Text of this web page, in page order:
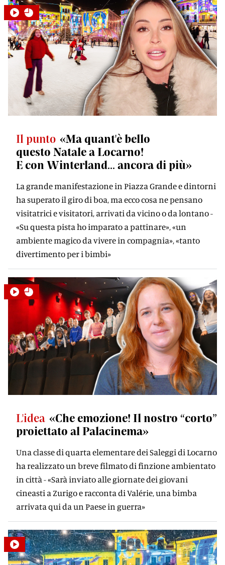
Il punto «Ma quant'è bello
questo Natale a Locarno!
E con Winterland... ancora di più»
La grande manifestazione in Piazza Grande e dintorni
ha superato il giro di boa, ma ecco cosa ne pensano
visitatrici e visitatori, arrivati da vicino o da lontano -
«Su questa pista ho imparato a pattinare», «un
ambiente magico da vivere in compagnia», «tanto
divertimento per i bimbi»
L'idea «Che emozione! Il nostro “corto”
proiettato al Palacinema»
Una classe di quarta elementare dei Saleggi di Locarno
ha realizzato un breve filmato di finzione ambientato
in città - «Sarà inviato alle giornate dei giovani
cineasti a Zurigo e racconta di Valérie, una bimba
arrivata qui da un Paese in guerra»